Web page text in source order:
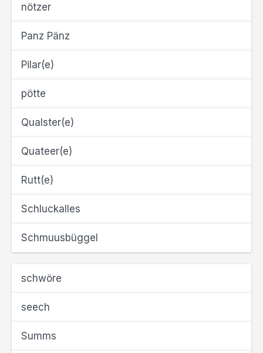
nötzer
Panz Pänz
Pilar(e)
pötte
Qualster(e)
Quateer(e)
Rutt(e)
Schluckalles
Schmuusbüggel
schwöre
seech
Summs